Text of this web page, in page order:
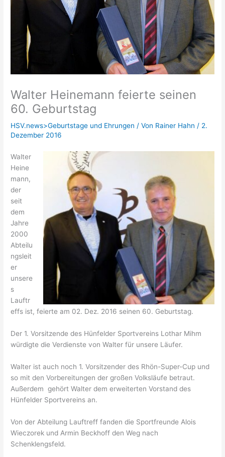
Walter Heinemann feierte seinen
60. Geburtstag
HSV.news>Geburtstage und Ehrungen / Von Rainer Hahn / 2.
Dezember 2016
Walter
Heine
mann,
der
seit
dem
Jahre
2000
Abteilu
ngsleit
er
unsere
s
Lauftr
effs ist, feierte am 02. Dez. 2016 seinen 60. Geburtstag.
Der 1. Vorsitzende des Hünfelder Sportvereins Lothar Mihm
würdigte die Verdienste von Walter für unsere Läufer.
Walter ist auch noch 1. Vorsitzender des Rhön-Super-Cup und
so mit den Vorbereitungen der großen Volksläufe betraut.
Außerdem gehört Walter dem erweiterten Vorstand des
Hünfelder Sportvereins an.
Von der Abteilung Lauftreff fanden die Sportfreunde Alois
Wieczorek und Armin Beckhoff den Weg nach
Schenklengsfeld.